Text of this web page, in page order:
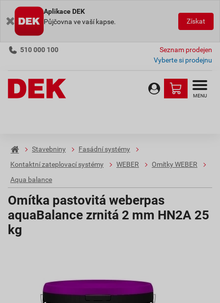
Aplikace DEK
Půjčovna ve vaší kapse.
Získat
510 000 100
Seznam prodejen
Vyberte si prodejnu
MENU
Stavebniny
Fasádní systémy
Kontaktní zateplovací systémy
WEBER
Omítky WEBER
Aqua balance
Omítka pastovitá weberpas
aquaBalance zrnitá 2 mm HN2A 25
kg